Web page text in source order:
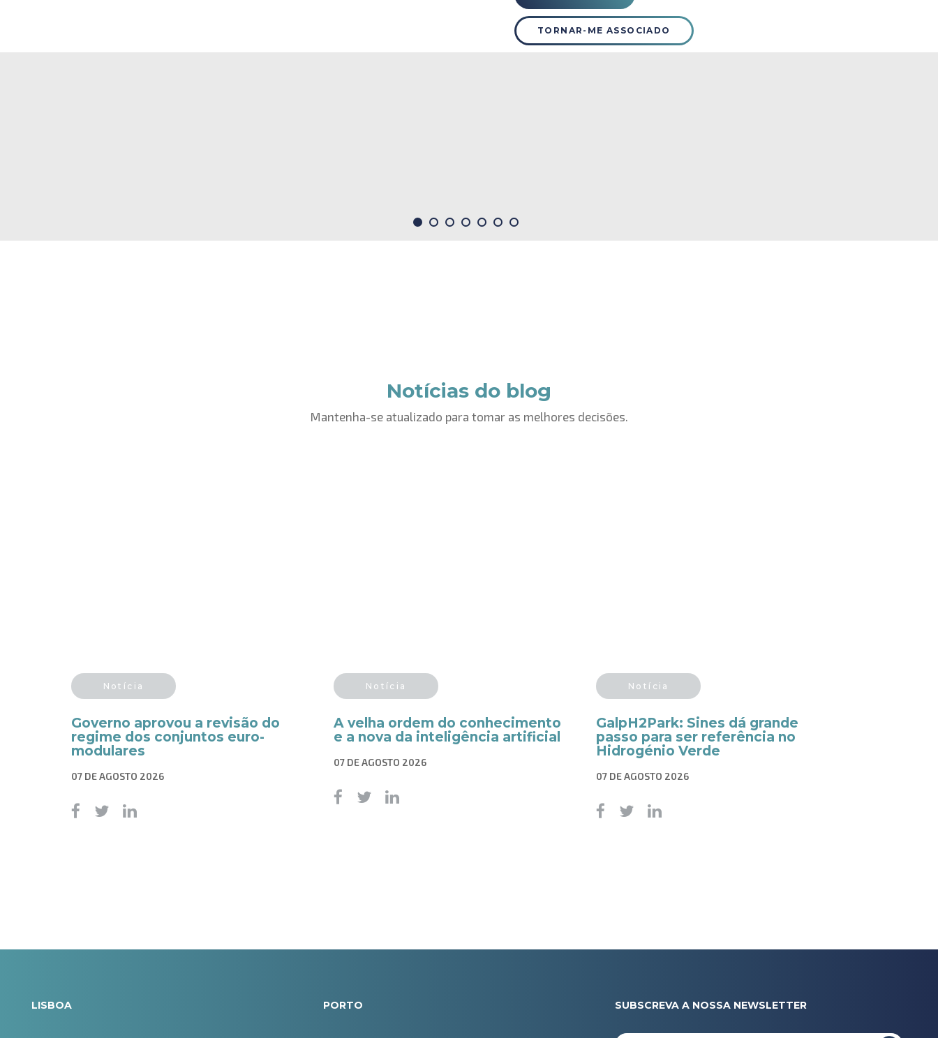
TORNAR-ME ASSOCIADO
Notícias do blog
Mantenha-se atualizado para tomar as melhores decisões.
Notícia
Governo aprovou a revisão do
regime dos conjuntos euro-
modulares
07 DE AGOSTO 2026
Notícia
A velha ordem do conhecimento
e a nova da inteligência artificial
07 DE AGOSTO 2026
Notícia
GalpH2Park: Sines dá grande
passo para ser referência no
Hidrogénio Verde
07 DE AGOSTO 2026
LISBOA PORTO SUBSCREVA A NOSSA NEWSLETTER